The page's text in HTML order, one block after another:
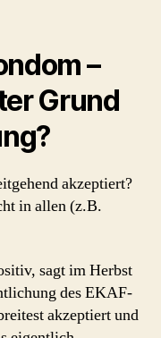
–
Grund
akzeptiert?
in allen (z.B.
sagt im Herbst
des EKAF-
akzeptiert und